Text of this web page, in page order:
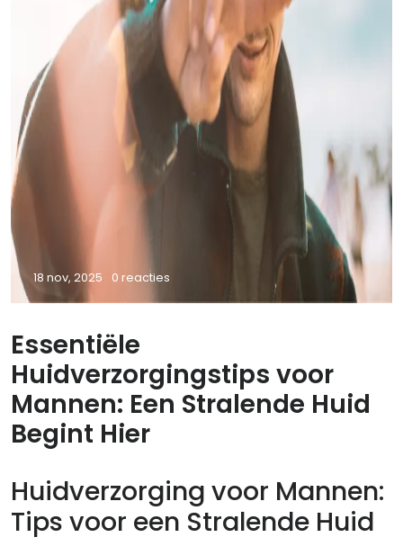
18 nov, 2025 0 reacties
Essentiële
Huidverzorgingstips voor
Mannen: Een Stralende Huid
Begint Hier
Huidverzorging voor Mannen:
Tips voor een Stralende Huid